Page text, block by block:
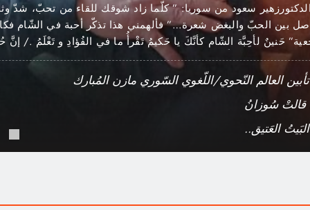
سعود من سوريا: ” كلّما زاد شوقك للقاء من تحبّ، شدّ
بين الحبّ والبغض شعرة…” فألهمني هذا تذكّر أحبة في الشّام
حَنينٌ لأحِبَّة الشّام كأنَّكَ يا حَكيمُ تَقْرأُ ما في الفُؤادِ و تَعْلَمُ ./ إنَّ
تَزيدُ و تُضْرَمُ ./ أَحِبَّةٌ لَنا…
العالم النّحوي/اللّغوي السّوري مازن المُبارك
سُوزانُ
العَتيق..